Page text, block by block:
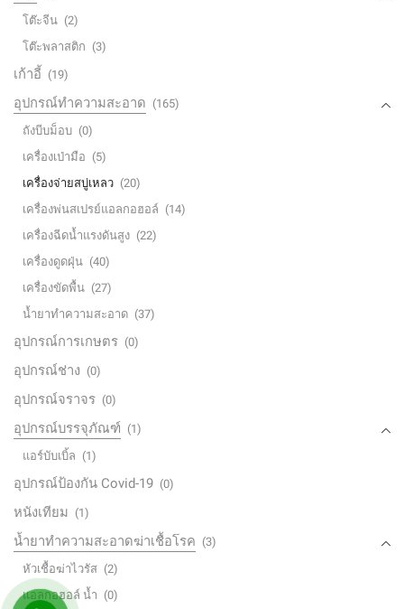
โต๊ะจีน (2)
โต๊ะพลาสติก (3)
เก้าอี้ (19)
อุปกรณ์ทำความสะอาด (165)
ถังบีบม็อบ (0)
เครื่องเป่ามือ (5)
เครื่องจ่ายสบู่เหลว (20)
เครื่องพ่นสเปรย์แอลกอฮอล์ (14)
เครื่องฉีดน้ำแรงดันสูง (22)
เครื่องดูดฝุ่น (40)
เครื่องขัดพื้น (27)
น้ำยาทำความสะอาด (37)
อุปกรณ์การเกษตร (0)
อุปกรณ์ช่าง (0)
อุปกรณ์จราจร (0)
อุปกรณ์บรรจุภัณฑ์ (1)
แอร์บับเบิ้ล (1)
อุปกรณ์ป้องกัน Covid-19 (0)
หนังเทียม (1)
น้ำยาทำความสะอาดฆ่าเชื้อโรค (3)
หัวเชื้อฆ่าไวรัส (2)
แอลกอฮอล์ น้ำ (0)